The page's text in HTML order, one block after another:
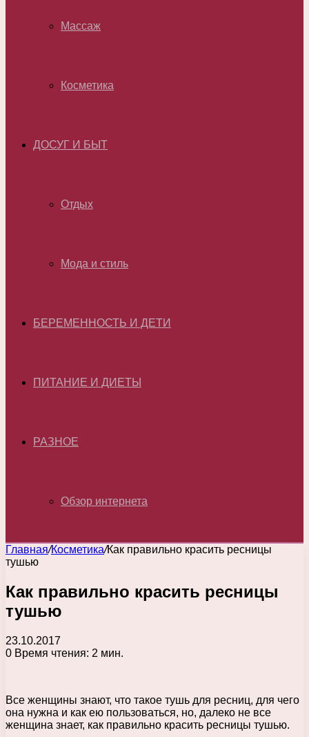
Массаж
Косметика
ДОСУГ И БЫТ
Отдых
Мода и стиль
БЕРЕМЕННОСТЬ И ДЕТИ
ПИТАНИЕ И ДИЕТЫ
РАЗНОЕ
Обзор интернета
Главная/Косметика/Как правильно красить ресницы
тушью
Как правильно красить ресницы
тушью
23.10.2017
0 Время чтения: 2 мин.
Все женщины знают, что такое тушь для ресниц, для чего
она нужна и как ею пользоваться, но, далеко не все
женщина знает, как правильно красить ресницы тушью.